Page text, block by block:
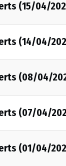
(15/04/
(14/04/
(08/04/
(07/04/
(01/04/